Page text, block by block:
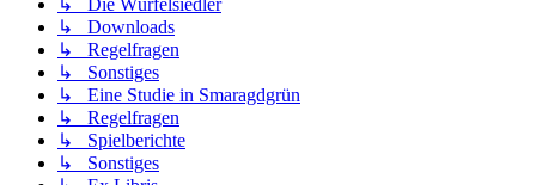
↳ Die Würfelsiedler
↳ Downloads
↳ Regelfragen
↳ Sonstiges
↳ Eine Studie in Smaragdgrün
↳ Regelfragen
↳ Spielberichte
↳ Sonstiges